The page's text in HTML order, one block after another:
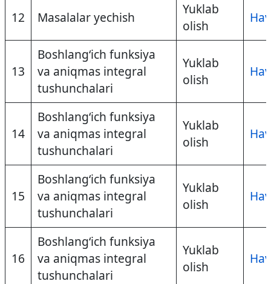
12 Masalalar yechish
Yuklab
olish
13
Boshlang‘ich funksiya
va aniqmas integral
tushunchalari
Yuklab
olish
14
Boshlang‘ich funksiya
va aniqmas integral
tushunchalari
Yuklab
olish
15
Boshlang‘ich funksiya
va aniqmas integral
tushunchalari
Yuklab
olish
16
Boshlang‘ich funksiya
va aniqmas integral
tushunchalari
Yuklab
olish